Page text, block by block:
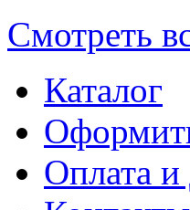
Смотреть
Каталог
Оплата и